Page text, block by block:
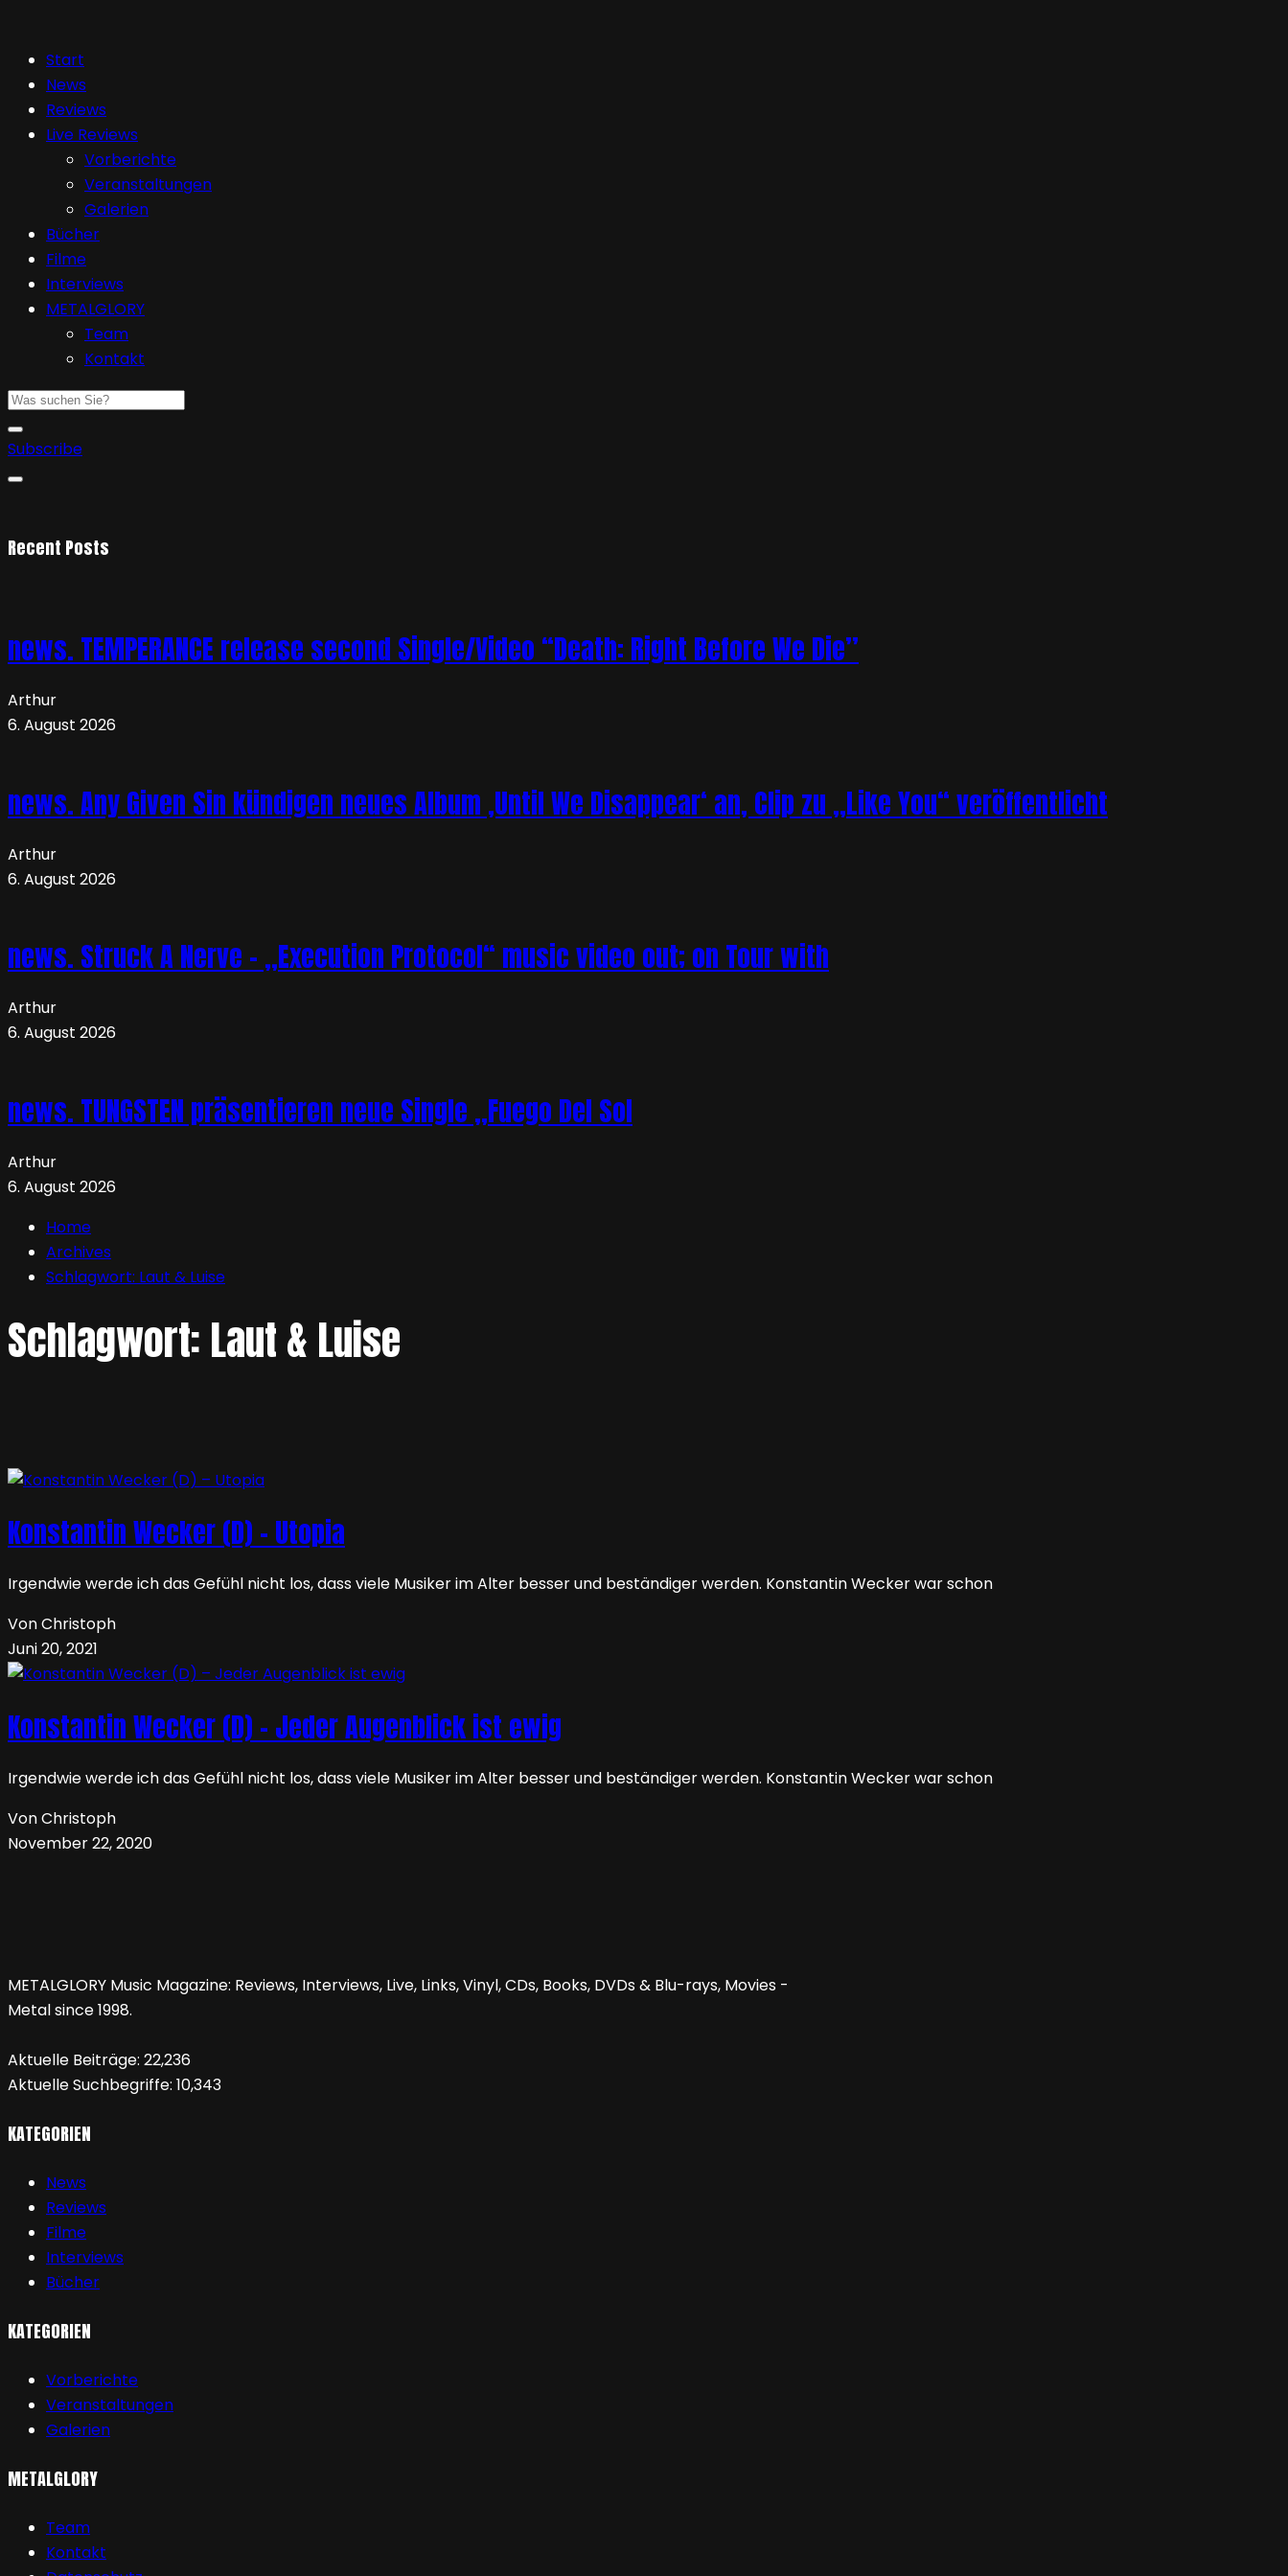
Start
News
Reviews
Live Reviews
Vorberichte
Veranstaltungen
Galerien
Bücher
Filme
Interviews
METALGLORY
Team
Kontakt
Subscribe
Recent Posts
news. TEMPERANCE release second Single/Video “Death: Right Before We Die”
Arthur
6. August 2026
news. Any Given Sin kündigen neues Album ‚Until We Disappear‘ an, Clip zu „Like You“ veröffentlicht
Arthur
6. August 2026
news. Struck A Nerve – „Execution Protocol“ music video out; on Tour with
Arthur
6. August 2026
news. TUNGSTEN präsentieren neue Single „Fuego Del Sol
Arthur
6. August 2026
Home
Archives
Schlagwort: Laut & Luise
Schlagwort: Laut & Luise
Konstantin Wecker (D) – Utopia
Irgendwie werde ich das Gefühl nicht los, dass viele Musiker im Alter besser und beständiger werden. Konstantin Wecker war schon
Von Christoph
Juni 20, 2021
Konstantin Wecker (D) – Jeder Augenblick ist ewig
Irgendwie werde ich das Gefühl nicht los, dass viele Musiker im Alter besser und beständiger werden. Konstantin Wecker war schon
Von Christoph
November 22, 2020
METALGLORY Music Magazine: Reviews, Interviews, Live, Links, Vinyl, CDs, Books, DVDs & Blu-rays, Movies -
Metal since 1998.
Aktuelle Beiträge: 22,236
Aktuelle Suchbegriffe: 10,343
KATEGORIEN
News
Reviews
Filme
Interviews
Bücher
KATEGORIEN
Vorberichte
Veranstaltungen
Galerien
METALGLORY
Team
Kontakt